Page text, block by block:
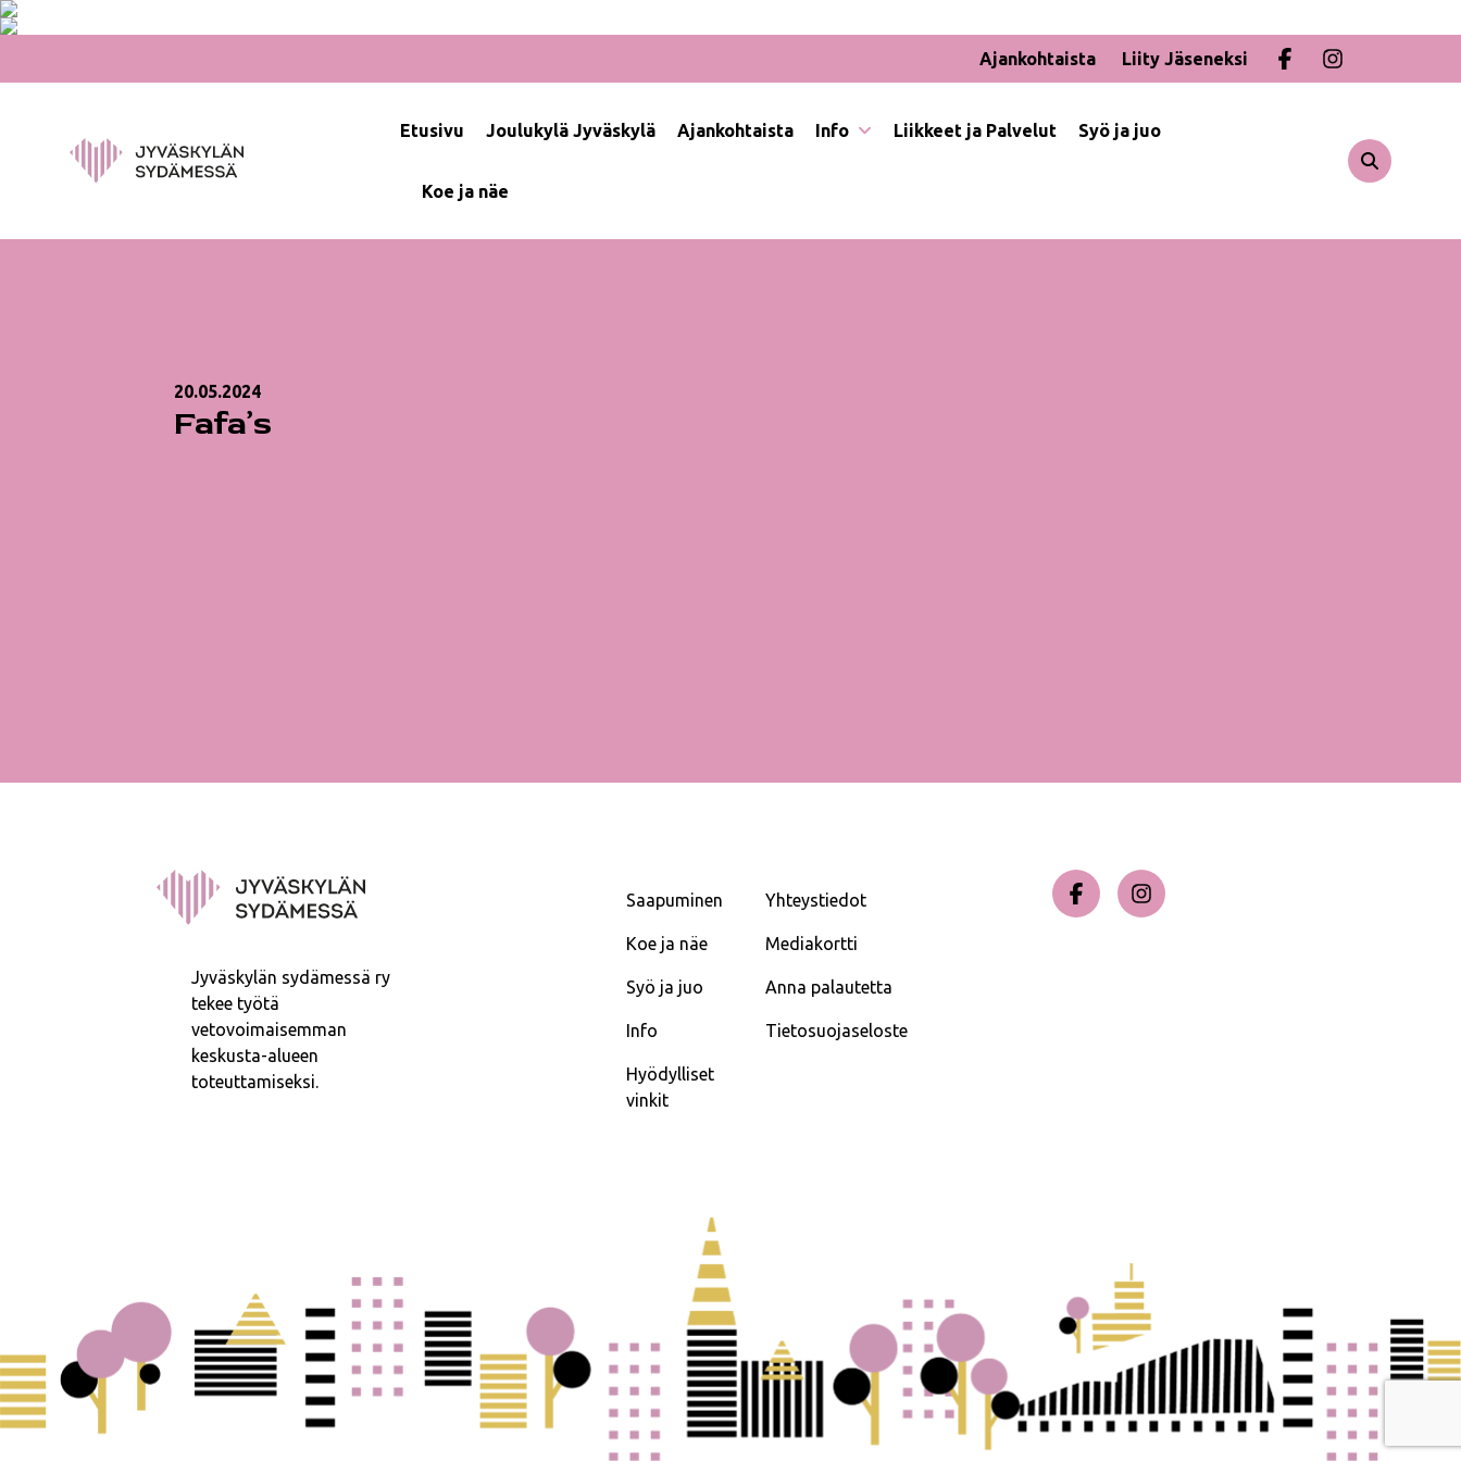
Ajankohtaista
Liity Jäseneksi
Etusivu Joulukylä Jyväskylä Ajankohtaista Info Liikkeet ja Palvelut Syö ja juo
Koe ja näe
20.05.2024
Fafa’s
Jyväskylän sydämessä ry
tekee työtä
vetovoimaisemman
keskusta-alueen
toteuttamiseksi.
Saapuminen
Koe ja näe
Syö ja juo
Info
Hyödylliset
vinkit
Yhteystiedot
Mediakortti
Anna palautetta
Tietosuojaseloste